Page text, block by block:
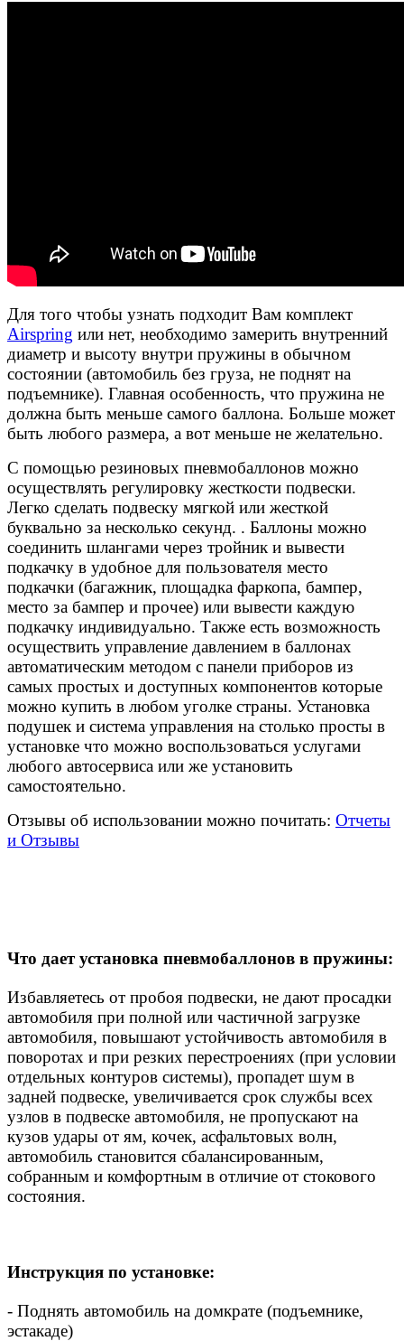
Для того чтобы узнать подходит Вам комплект
Airspring или нет, необходимо замерить внутренний
диаметр и высоту внутри пружины в обычном
состоянии (автомобиль без груза, не поднят на
подъемнике). Главная особенность, что пружина не
должна быть меньше самого баллона. Больше может
быть любого размера, а вот меньше не желательно.
С помощью резиновых пневмобаллонов можно
осуществлять регулировку жесткости подвески.
Легко сделать подвеску мягкой или жесткой
буквально за несколько секунд. . Баллоны можно
соединить шлангами через тройник и вывести
подкачку в удобное для пользователя место
подкачки (багажник, площадка фаркопа, бампер,
место за бампер и прочее) или вывести каждую
подкачку индивидуально. Также есть возможность
осуществить управление давлением в баллонах
автоматическим методом с панели приборов из
самых простых и доступных компонентов которые
можно купить в любом уголке страны. Установка
подушек и система управления на столько просты в
установке что можно воспользоваться услугами
любого автосервиса или же установить
самостоятельно.
Отзывы об использовании можно почитать: Отчеты
и Отзывы
Что дает установка пневмобаллонов в пружины:
Избавляетесь от пробоя подвески, не дают просадки
автомобиля при полной или частичной загрузке
автомобиля, повышают устойчивость автомобиля в
поворотах и при резких перестроениях (при условии
отдельных контуров системы), пропадет шум в
задней подвеске, увеличивается срок службы всех
узлов в подвеске автомобиля, не пропускают на
кузов удары от ям, кочек, асфальтовых волн,
автомобиль становится сбалансированным,
собранным и комфортным в отличие от стокового
состояния.
Инструкция по установке:
- Поднять автомобиль на домкрате (подъемнике,
эстакаде)